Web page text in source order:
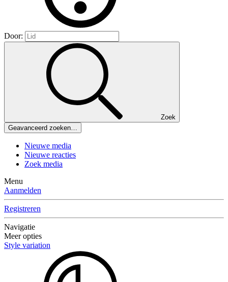
Door:
Zoek
Geavanceerd zoeken…
Nieuwe media
Nieuwe reacties
Zoek media
Menu
Aanmelden
Registreren
Navigatie
Meer opties
Style variation